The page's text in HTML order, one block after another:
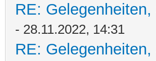
RE:
- 28.11.2022, 14:31
RE: